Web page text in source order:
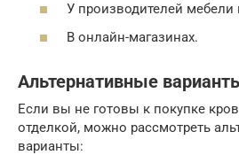
У производителей мебели
В онлайн-магазинах.
Альтернативные
Если вы не готовы к покупке
отделкой, можно рассмотреть
варианты: